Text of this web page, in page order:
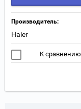
Производитель:
Haier
К сравнению